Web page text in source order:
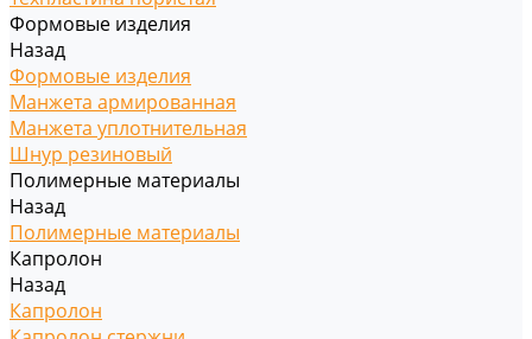
Формовые изделия
Назад
Формовые изделия
Манжета армированная
Манжета уплотнительная
Шнур резиновый
Полимерные материалы
Назад
Полимерные материалы
Капролон
Назад
Капролон